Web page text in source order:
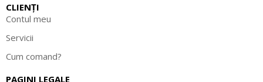
CLIENȚI
Contul meu
Servicii
Cum comand?
PAGINI LEGALE